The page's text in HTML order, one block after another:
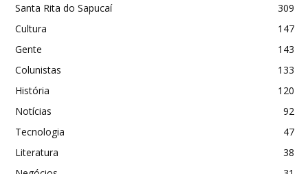
Santa Rita do Sapucaí
309
Cultura
147
Gente
143
Colunistas
133
História
120
Notícias
92
Tecnologia
47
Literatura
38